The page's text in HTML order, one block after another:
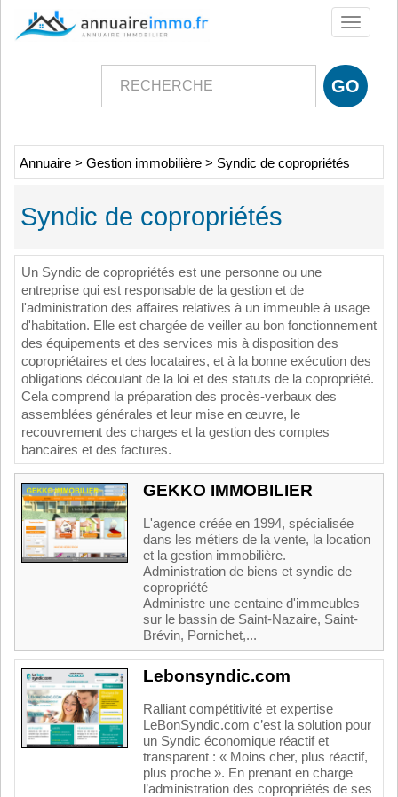
Toggle
Annuaire > Gestion immobilière > Syndic de copropriétés
Syndic de copropriétés
Un Syndic de copropriétés est une personne ou une
entreprise qui est responsable de la gestion et de
'administration des affaires relatives à un immeuble à usage
d'habitation. Elle est chargée de veiller au bon fonctionnement
des équipements et des services mis à disposition des
copropriétaires et des locataires, et à la bonne exécution des
obligations découlant de la loi et des statuts de la copropriété.
Cela comprend la préparation des procès-verbaux des
assemblées générales et leur mise en œuvre, le
recouvrement des charges et la gestion des comptes
bancaires et des factures.
GEKKO IMMOBILIER
L'agence créée en 1994, spécialisée
dans les métiers de la vente, la location
et la gestion immobilière.
Administration de biens et syndic de
copropriété
Administre une centaine d'immeubles
sur le bassin de Saint-Nazaire, Saint-
Brévin, Pornichet,...
Lebonsyndic.com
Ralliant compétitivité et expertise
LeBonSyndic.com c’est la solution pour
un Syndic économique réactif et
transparent : « Moins cher, plus réactif,
plus proche ». En prenant en charge
l’administration des copropriétés de ses